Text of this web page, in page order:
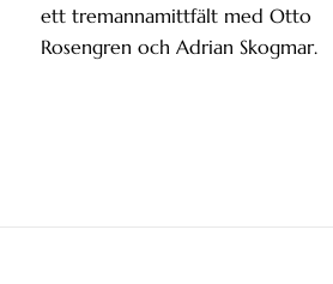
ett tremannamittfält med Otto
Rosengren och Adrian Skogmar.